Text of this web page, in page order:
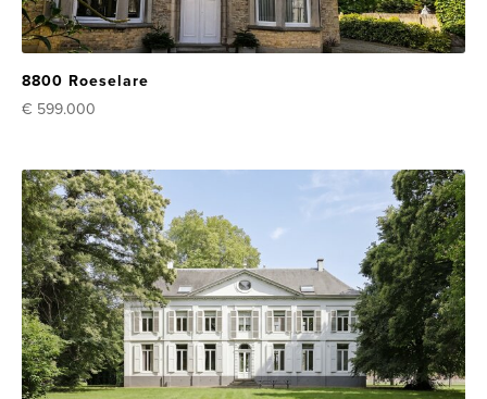
8800 Roeselare
€ 599.000